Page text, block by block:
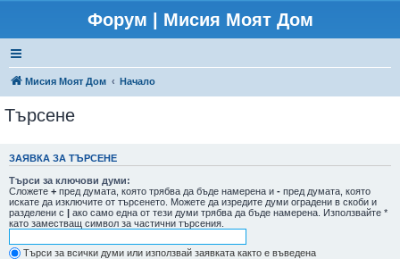
Форум | Мисия Моят Дом
Мисия Моят Дом Начало
Търсене
ЗАЯВКА ЗА ТЪРСЕНЕ
Търси за ключови думи:
Сложете + пред думата, която трябва да бъде намерена и - пред думата, която
искате да изключите от търсенето. Можете да изредите думи оградени в скоби и
разделени с | ако само една от тези думи трябва да бъде намерена. Използвайте *
като заместващ символ за частични търсения.
Търси за всички думи или използвай заявката както е въведена